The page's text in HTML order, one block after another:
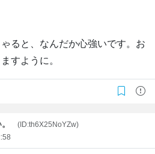
ると、なんだか心強いです。お
すように。
(ID:th6X25NoYZw)